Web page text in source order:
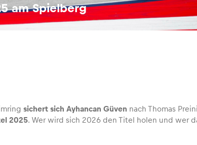
am Spielberg
sichert sich Ayhancan Güven nach Thomas
2025. Wer wird sich 2026 den Titel holen und wer